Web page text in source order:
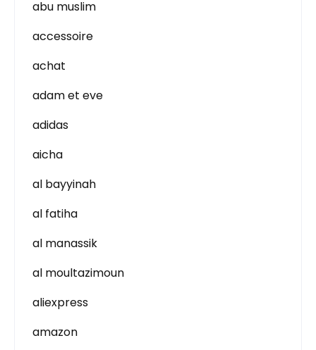
abu muslim
accessoire
achat
adam et eve
adidas
aicha
al bayyinah
al fatiha
al manassik
al moultazimoun
aliexpress
amazon